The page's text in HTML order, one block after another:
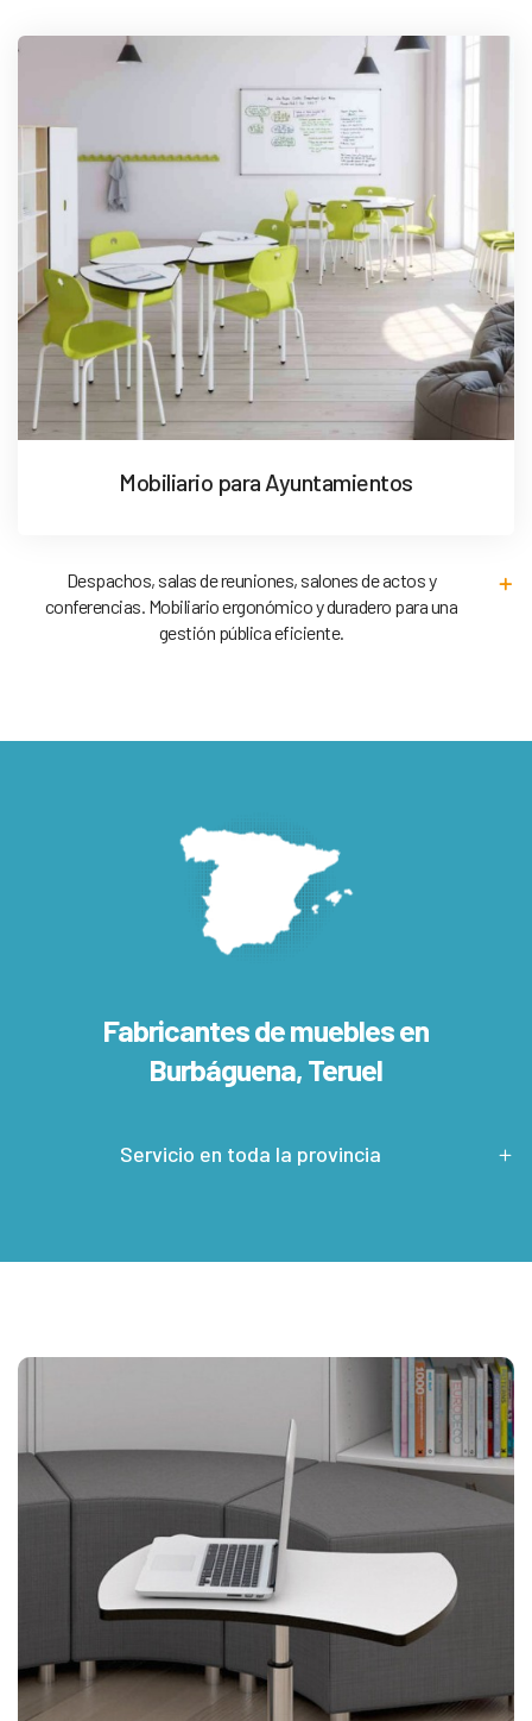
Mobiliario para Ayuntamientos
Despachos, salas de reuniones, salones de actos y
conferencias. Mobiliario ergonómico y duradero para una
gestión pública eficiente.
Fabricantes de muebles en
Burbáguena, Teruel
Servicio en toda la provincia